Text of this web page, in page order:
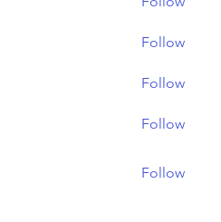
Follow
Follow
Follow
Follow